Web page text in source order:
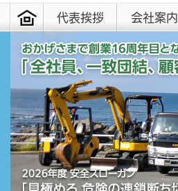
代表挨拶 会社案内